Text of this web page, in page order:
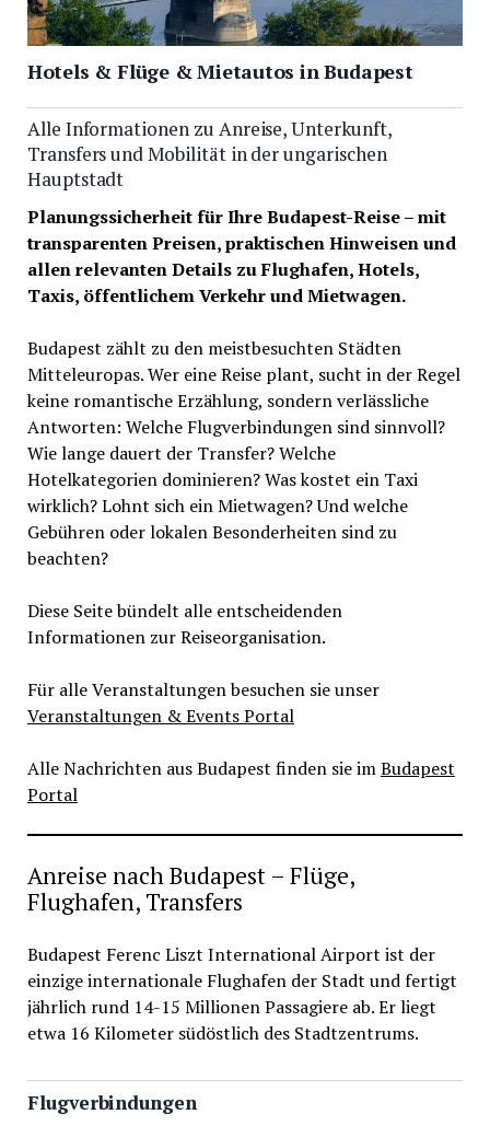
Hotels & Flüge & Mietautos in Budapest
Alle Informationen zu Anreise, Unterkunft,
Transfers und Mobilität in der ungarischen
Hauptstadt
Planungssicherheit für Ihre Budapest-Reise – mit
transparenten Preisen, praktischen Hinweisen und
allen relevanten Details zu Flughafen, Hotels,
Taxis, öffentlichem Verkehr und Mietwagen.
Budapest zählt zu den meistbesuchten Städten
Mitteleuropas. Wer eine Reise plant, sucht in der Regel
keine romantische Erzählung, sondern verlässliche
Antworten: Welche Flugverbindungen sind sinnvoll?
Wie lange dauert der Transfer? Welche
Hotelkategorien dominieren? Was kostet ein Taxi
wirklich? Lohnt sich ein Mietwagen? Und welche
Gebühren oder lokalen Besonderheiten sind zu
beachten?
Diese Seite bündelt alle entscheidenden
Informationen zur Reiseorganisation.
Für alle Veranstaltungen besuchen sie unser
Veranstaltungen & Events Portal
Alle Nachrichten aus Budapest finden sie imBudapest
Portal
Anreise nach Budapest – Flüge,
Flughafen, Transfers
Budapest Ferenc Liszt International Airport ist der
einzige internationale Flughafen der Stadt und fertigt
jährlich rund 14-15 Millionen Passagiere ab. Er liegt
etwa 16 Kilometer südöstlich des Stadtzentrums.
Flugverbindungen